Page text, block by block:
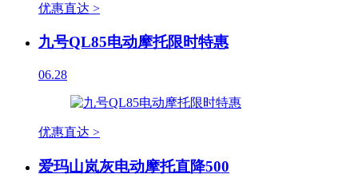
优惠直达 >
九号QL85电动摩托限时特惠
06.28
优惠直达 >
爱玛山岚灰电动摩托直降500